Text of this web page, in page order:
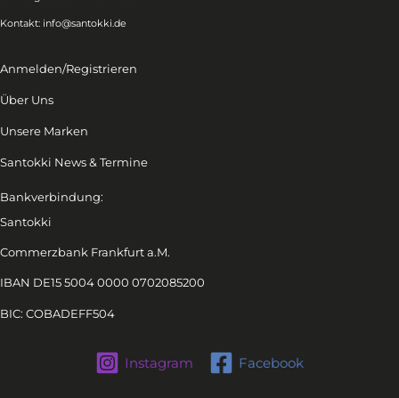
Kontakt: info@santokki.de
Anmelden/Registrieren
Über Uns
Unsere Marken
Santokki News & Termine
Bankverbindung:
Santokki
Commerzbank Frankfurt a.M.
IBAN DE15 5004 0000 0702085200
BIC: COBADEFF504
Instagram Facebook